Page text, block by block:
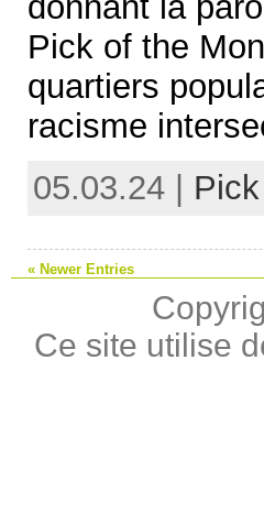
Pick of the
quartiers
racisme
05.03.24 |
« Newer Entries
Ce site utilise